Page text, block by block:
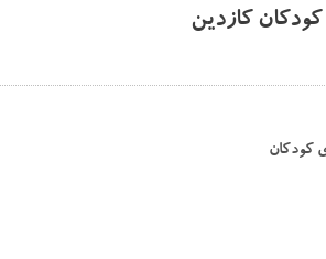
کودکان کازدین
کودکان